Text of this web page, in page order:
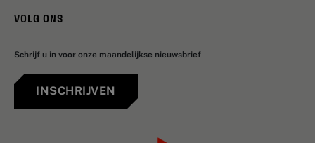
VOLG ONS
Schrijf u in voor onze maandelijkse nieuwsbrief
INSCHRIJVEN